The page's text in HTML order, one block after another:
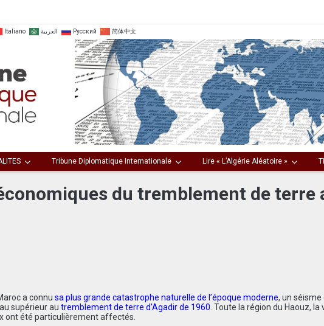
Italiano العربية Русский 简体中文
Tribune Diplomatique Internationale Lire « L’Algérie Aléatoire »
du tremblement de terre
a connu sa plus grande catastrophe naturelle de l’époque moderne, un séisme
supérieur au tremblement de terre d’Agadir de 1960 . Toute la région du Haouz, la
ont été particulièrement affectés.